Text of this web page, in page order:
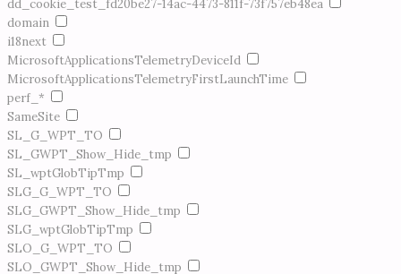
dd_cookie_test_fd20be27-14ac-4473-811f-73f757eb48ea
domain
i18next
MicrosoftApplicationsTelemetryDeviceId
MicrosoftApplicationsTelemetryFirstLaunchTime
perf_*
SameSite
SL_G_WPT_TO
SL_GWPT_Show_Hide_tmp
SL_wptGlobTipTmp
SLG_G_WPT_TO
SLG_GWPT_Show_Hide_tmp
SLG_wptGlobTipTmp
SLO_G_WPT_TO
SLO_GWPT_Show_Hide_tmp